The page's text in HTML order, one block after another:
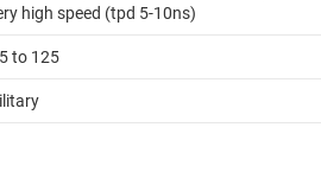
high speed (tpd 5-10ns)
to 125